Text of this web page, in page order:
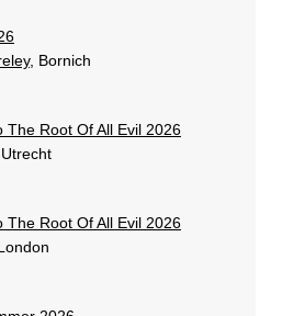
, Bornich
The Root Of All Evil 2026
, Utrecht
The Root Of All Evil 2026
London